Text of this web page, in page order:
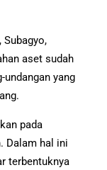
aset sudah
undangan yang
pada
Dalam hal ini
terbentuknya